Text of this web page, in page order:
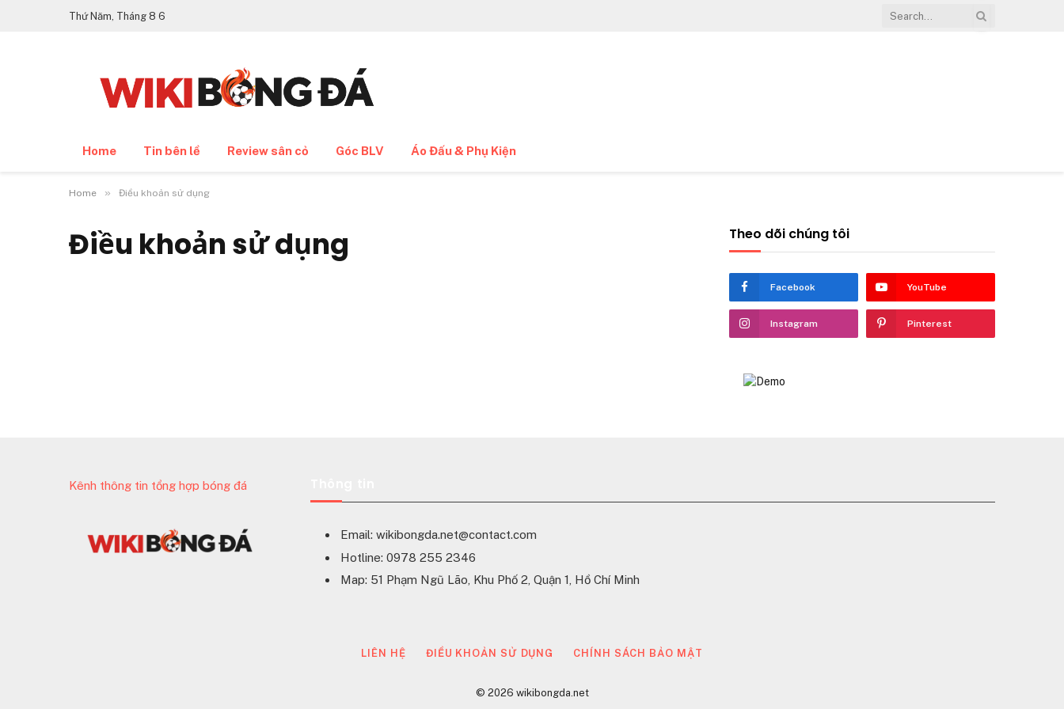
Thứ Năm, Tháng 8 6
Home Tin bên lề Review sân cỏ Góc BLV Áo Đấu & Phụ Kiện
Home » Điều khoản sử dụng
Điều khoản sử dụng Theo dõi chúng tôi
Facebook YouTube
Instagram Pinterest
Kênh thông tin tổng hợp bóng đá
Email: wikibongda.net@contact.com
Hotline: 0978 255 2346
Map: 51 Phạm Ngũ Lão, Khu Phố 2, Quận 1, Hồ Chí Minh
LIÊN HỆ ĐIỀU KHOẢN SỬ DỤNG CHÍNH SÁCH BẢO MẬT
© 2026 wikibongda.net